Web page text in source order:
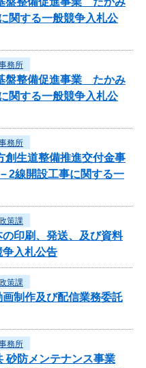
関する一般競争入札公
務所
盤整備促進事業 たかみ
関する一般競争入札公
務所
生道整備推進交付金事
2線開設工事に関する一
策課
印刷、発送、及び資料
入札公告
策課
制作及び配信業務委託
務所
防メンテナンス事業